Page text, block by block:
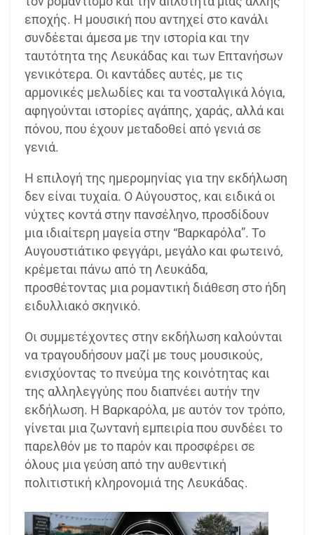
εποχής. Η μουσική που αντηχεί στο κανάλι
συνδέεται άμεσα με την ιστορία και την
ταυτότητα της Λευκάδας και των Επτανήσων
γενικότερα. Οι καντάδες αυτές, με τις
αρμονικές μελωδίες και τα νοσταλγικά λόγια,
αφηγούνται ιστορίες αγάπης, χαράς, αλλά και
πόνου, που έχουν μεταδοθεί από γενιά σε
γενιά.
Η επιλογή της ημερομηνίας για την εκδήλωση
δεν είναι τυχαία. Ο Αύγουστος, και ειδικά οι
νύχτες κοντά στην πανσέληνο, προσδίδουν
μια ιδιαίτερη μαγεία στην “Βαρκαρόλα”. Το
Αυγουστιάτικο φεγγάρι, μεγάλο και φωτεινό,
κρέμεται πάνω από τη Λευκάδα,
προσθέτοντας μια ρομαντική διάθεση στο ήδη
ειδυλλιακό σκηνικό.
Οι συμμετέχοντες στην εκδήλωση καλούνται
να τραγουδήσουν μαζί με τους μουσικούς,
ενισχύοντας το πνεύμα της κοινότητας και
της αλληλεγγύης που διαπνέει αυτήν την
εκδήλωση. Η Βαρκαρόλα, με αυτόν τον τρόπο,
γίνεται μια ζωντανή εμπειρία που συνδέει το
παρελθόν με το παρόν και προσφέρει σε
όλους μια γεύση από την αυθεντική
πολιτιστική κληρονομιά της Λευκάδας.